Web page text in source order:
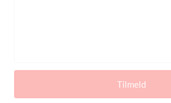
Tilmeld